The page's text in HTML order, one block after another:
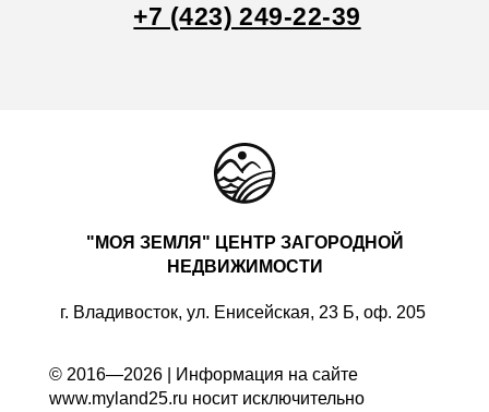
+7 (423) 249-22-39
"МОЯ ЗЕМЛЯ" ЦЕНТР ЗАГОРОДНОЙ
НЕДВИЖИМОСТИ
г. Владивосток, ул. Енисейская, 23 Б, оф. 205
© 2016—2026 | Информация на сайте
www.myland25.ru носит исключительно